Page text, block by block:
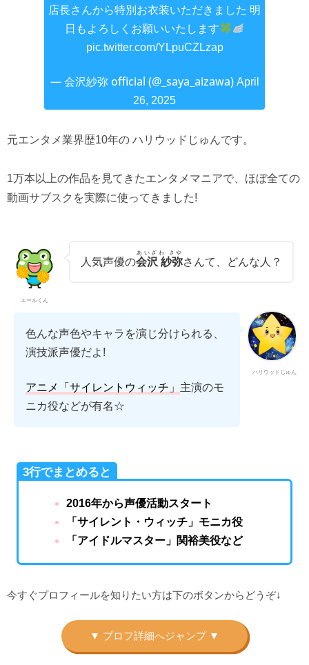
店長さんから特別お衣装いただきました 明
日もよろしくお願いいたします
pic.twitter.com/YLpuCZLzap
— 会沢紗弥 official (@_saya_aizawa) April
26, 2025
元エンタメ業界歴10年の ハリウッドじゅんです。
1万本以上の作品を見てきたエンタメマニアで、ほぼ全ての
動画サブスクを実際に使ってきました!
エールくん
人気声優の会沢 紗弥
あいざわ さや
さんて、どんな人？
ハリウッドじゅん
色んな声色やキャラを演じ分けられる、
演技派声優だよ!
アニメ「サイレントウィッチ」 主演のモ
ニカ役などが有名☆
3行でまとめると
2016年から声優活動スタート
「サイレント・ウィッチ」モニカ役
「アイドルマスター」関裕美役など
今すぐプロフィールを知りたい方は下のボタンからどうぞ↓